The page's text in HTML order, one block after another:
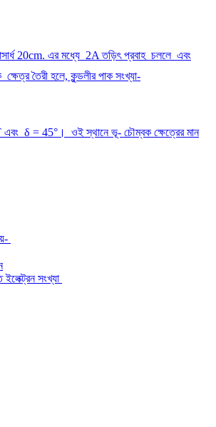
20cm. এর মধ্যে 2A তড়িৎ প্রবাহ চললে এবং
তৈরী হলে, কুন্ডলীর পাক সংখ্যা-
δ = 45°। ওই স্থানে ভূ- চৌম্বক ক্ষেত্রের মান
সংখ্যা